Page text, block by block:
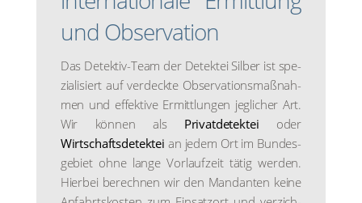
und Obser­va­ti­on
Das Detek­tiv-Team der Detek­tei Sil­ber ist spe­
zia­li­siert auf ver­deck­te Obser­va­ti­ons­maß­nah­
men und effek­ti­ve Ermitt­lun­gen jeg­li­cher Art.
Wir kön­nen als Pri­vat­de­tek­tei oder
Wirtschafts­detektei an jedem Ort im Bun­des­
ge­biet ohne lan­ge Vor­lauf­zeit tätig wer­den.
Hier­bei berech­nen wir den Man­dan­ten kei­ne